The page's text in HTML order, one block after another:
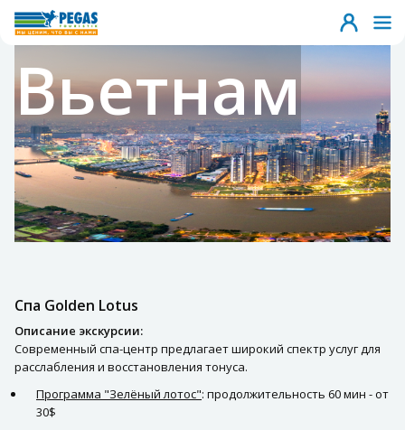
Вьетнам
Спа Golden Lotus
Описание экскурсии:
Современный спа-центр предлагает широкий спектр услуг для
расслабления и восстановления тонуса.
Программа "Зелёный лотос": продолжительность 60 мин - от
30$